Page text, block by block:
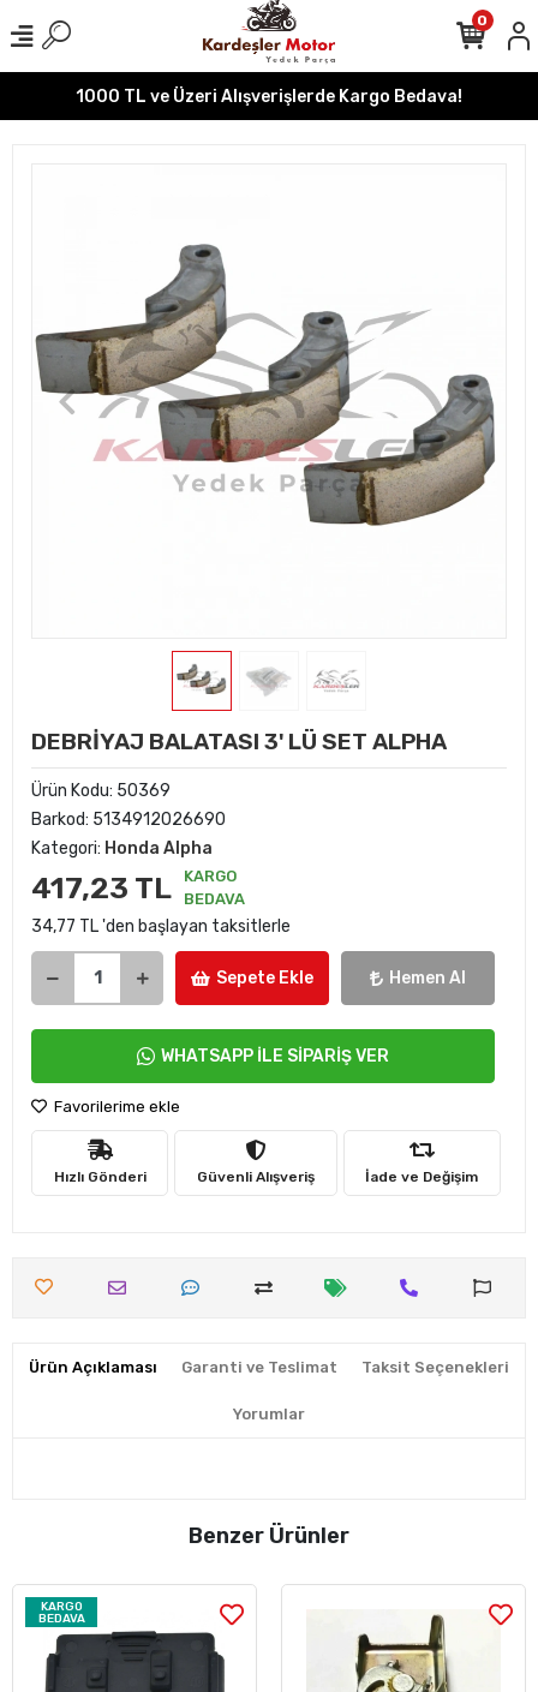
1000 TL ve Üzeri Alışverişlerde Kargo Bedava!
0
DEBRİYAJ BALATASI 3' LÜ SET ALPHA
Ürün Kodu: 50369
Barkod: 5134912026690
Kategori: Honda Alpha
417,23 TL
KARGO
BEDAVA
34,77 TL 'den başlayan taksitlerle
Sepete Ekle Hemen Al
WHATSAPP İLE SİPARİŞ VER
Favorilerime ekle
Hızlı Gönderi Güvenli Alışveriş İade ve Değişim
Ürün Açıklaması Garanti ve Teslimat Taksit Seçenekleri
Yorumlar
Benzer Ürünler
KARGO
BEDAVA